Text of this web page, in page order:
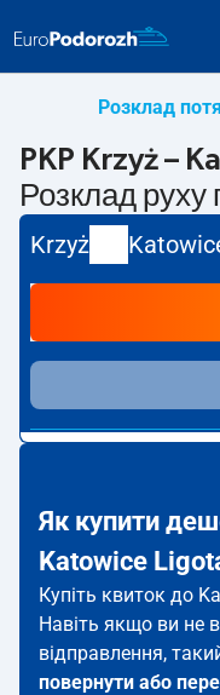
Розклад
PKP Krzyż –
Розклад руху
Krzyż
Як купити
Katowice
Купіть квиток до
Навіть якщо ви не
відправлення,
повернути або